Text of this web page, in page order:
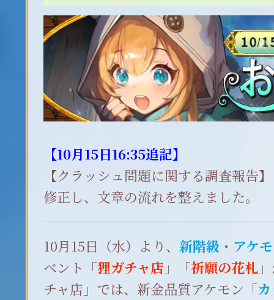
【10月15日16:35追記】
【クラッシュ問題に関する調査報告
修正し、文章の流れを整えました。
10月15日（水）より、新階級 ・ アケ
ベント「狸ガチャ店 」「祈願の花札
チャ店」では、新金品質アケモン「